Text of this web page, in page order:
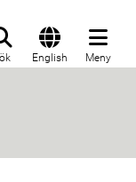
English Meny